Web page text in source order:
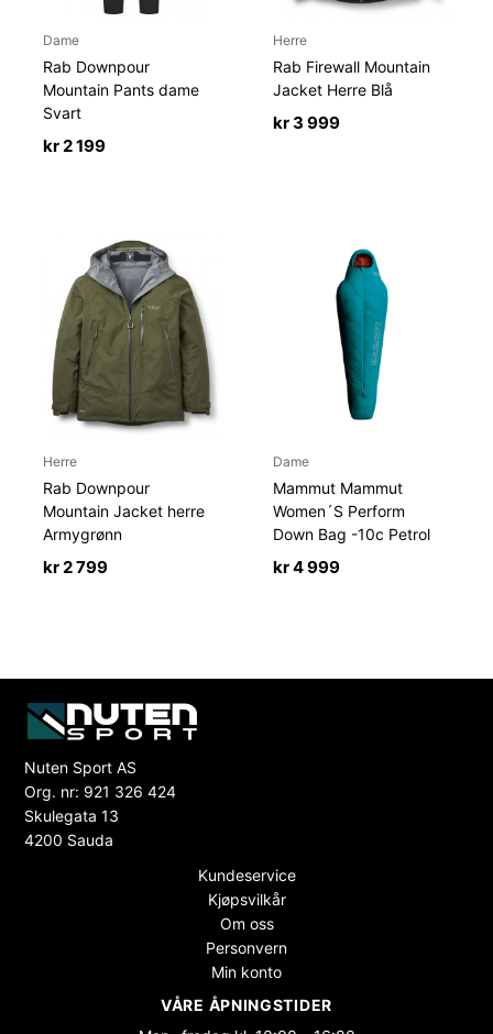
Dame
Rab Downpour
Mountain Pants dame
Svart
kr 2 199
Herre
Rab Firewall Mountain
Jacket Herre Blå
kr3 999
Herre
Rab Downpour
Mountain Jacket herre
Armygrønn
kr2 799
Dame
Mammut Mammut
Women´S Perform
Down Bag -10c Petrol
kr4 999
Nuten Sport AS
Org. nr: 921 326 424
Skulegata 13
4200 Sauda
Kundeservice
Kjøpsvilkår
Om oss
Personvern
Min konto
VÅRE ÅPNINGSTIDER